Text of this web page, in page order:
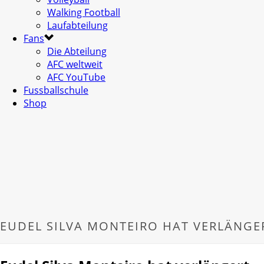
Walking Football
Laufabteilung
Fans
Die Abteilung
AFC weltweit
AFC YouTube
Fussballschule
Shop
EUDEL SILVA MONTEIRO HAT